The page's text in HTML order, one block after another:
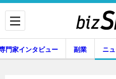
門家インタビュー 副業 ニ